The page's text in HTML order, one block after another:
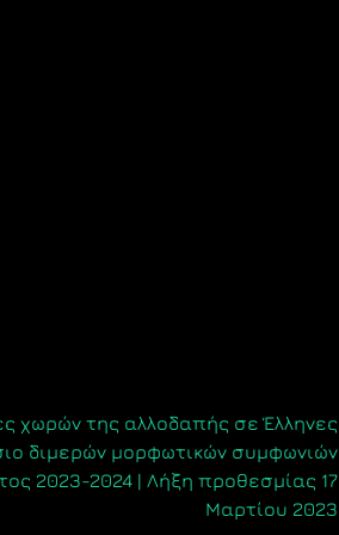
χωρών της αλλοδαπής σε Έλληνες
διμερών μορφωτικών συμφωνιών
2023-2024 | Λήξη προθεσμίας 17
Μαρτίου 2023